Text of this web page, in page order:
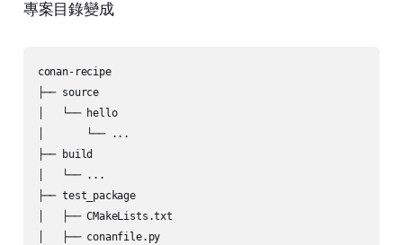
專案目錄變成
conan-recipe
├── source
│   └── hello
│       └── ...
├── build
│   └── ...
├── test_package
│   ├── CMakeLists.txt
│   ├── conanfile.py